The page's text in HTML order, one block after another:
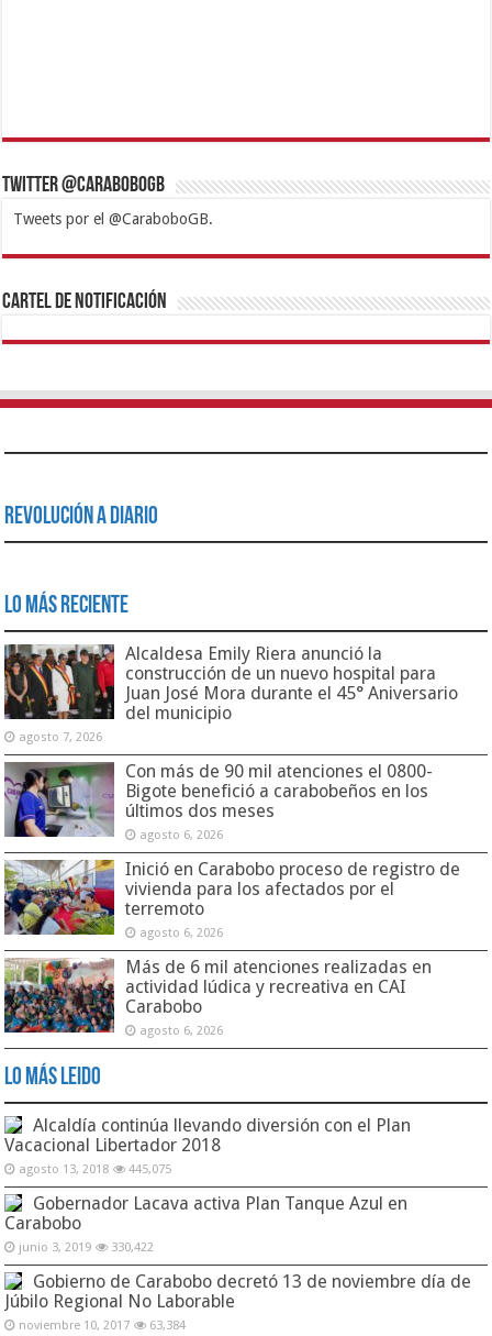
Twitter @CaraboboGB
Tweets por el @CaraboboGB.
1xbetBetturkeyBetistKralbetSupertotobetTipobetMatadorbetMariobet
https://mvbcasino.com/
Cartel de Notificación
Revolución a Diario
Lo Más Reciente
Alcaldesa Emily Riera anunció la
construcción de un nuevo hospital para
Juan José Mora durante el 45° Aniversario
del municipio
agosto 7, 2026
Con más de 90 mil atenciones el 0800-
Bigote benefició a carabobeños en los
últimos dos meses
agosto 6, 2026
Inició en Carabobo proceso de registro de
vivienda para los afectados por el
terremoto
agosto 6, 2026
Más de 6 mil atenciones realizadas en
actividad lúdica y recreativa en CAI
Carabobo
agosto 6, 2026
Lo Más Leido
Alcaldía continúa llevando diversión con el Plan
Vacacional Libertador 2018
agosto 13, 2018 445,075
Gobernador Lacava activa Plan Tanque Azul en
Carabobo
junio 3, 2019 330,422
Gobierno de Carabobo decretó 13 de noviembre día de
Júbilo Regional No Laborable
noviembre 10, 2017 63,384